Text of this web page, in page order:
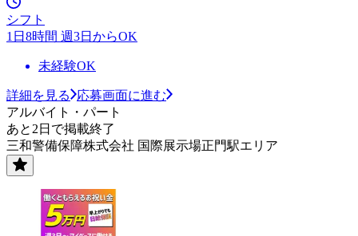
シフト
1日8時間 週3日からOK
未経験OK
詳細を見る
応募画面に進む
アルバイト・パート
あと2日で掲載終了
三和警備保障株式会社 国際展示場正門駅エリア